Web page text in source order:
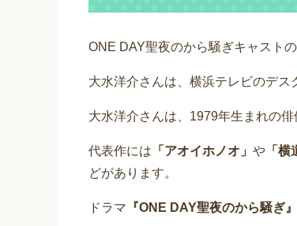
ONE DAY聖夜のから騒ぎキャスト
大水洋介さんは、横浜テレビのデス
大水洋介さんは、1979年生まれの
代表作には 「アオイホノオ」 や 「横
どがあります。
ドラマ 『ONE DAY聖夜のから騒ぎ』